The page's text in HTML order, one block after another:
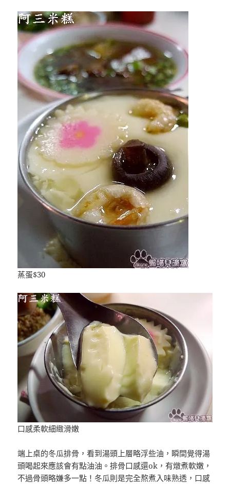
蒸蛋$30
口感柔軟細緻滑嫩
端上桌的冬瓜排骨，看到湯頭上層略浮些油，瞬間覺得湯
頭喝起來應該會有點油油。排骨口感還ok，有燉煮軟嫩，
不過骨頭略嫌多一點！冬瓜則是完全熬煮入味熟透，口感